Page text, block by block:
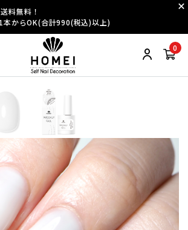
料無料！
本からOK(合計990(税込)以上)
0